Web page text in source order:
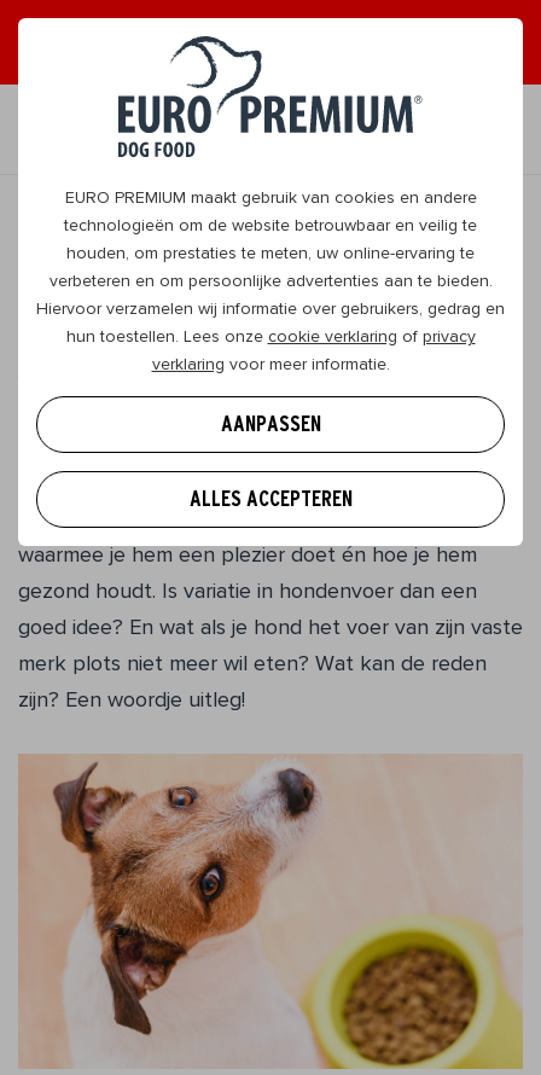
EURO PREMIUM maakt gebruik van cookies en andere
technologieën om de website betrouwbaar en veilig te
houden, om prestaties te meten, uw online-ervaring te
verbeteren en om persoonlijke advertenties aan te bieden.
Hiervoor verzamelen wij informatie over gebruikers, gedrag en
hun toestellen. Lees onze cookie verklaring of privacy
verklaring voor meer informatie.
AANPASSEN
ALLES ACCEPTEREN
ONTVANG GRAAG TIPS
NL
TERUG
Variatie in hondenvoer: doe je je
viervoeter er een plezier mee?
Zelf eet je liever niet elke dag hetzelfde. Maar hoe
denkt je hond er eigenlijk over? Hij heeft niet te
kiezen wat je hem voorschotelt, dus wil je weten
waarmee je hem een plezier doet én hoe je hem
gezond houdt. Is variatie in hondenvoer dan een
goed idee? En wat als je hond het voer van zijn vaste
merk plots niet meer wil eten? Wat kan de reden
zijn? Een woordje uitleg!